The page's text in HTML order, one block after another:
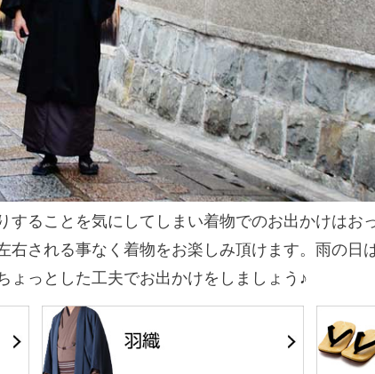
することを気にしてしまい着物でのお出かけはお
右される事なく着物をお楽しみ頂けます。雨の日
ょっとした工夫でお出かけをしましょう♪